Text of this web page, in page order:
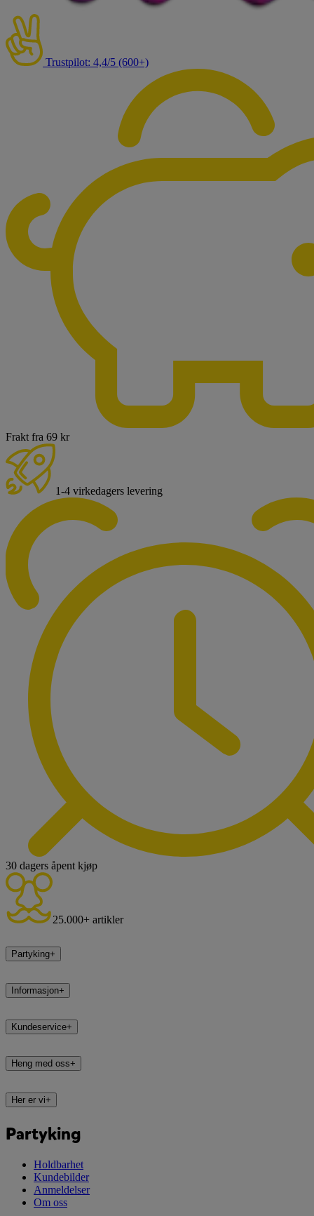
Trustpilot: 4,4/5 (600+)
Frakt fra 69 kr
1-4 virkedagers levering
30 dagers åpent kjøp
25.000+ artikler
Partyking+
Informasjon+
Kundeservice+
Heng med oss+
Her er vi+
Partyking
Holdbarhet
Kundebilder
Anmeldelser
Om oss